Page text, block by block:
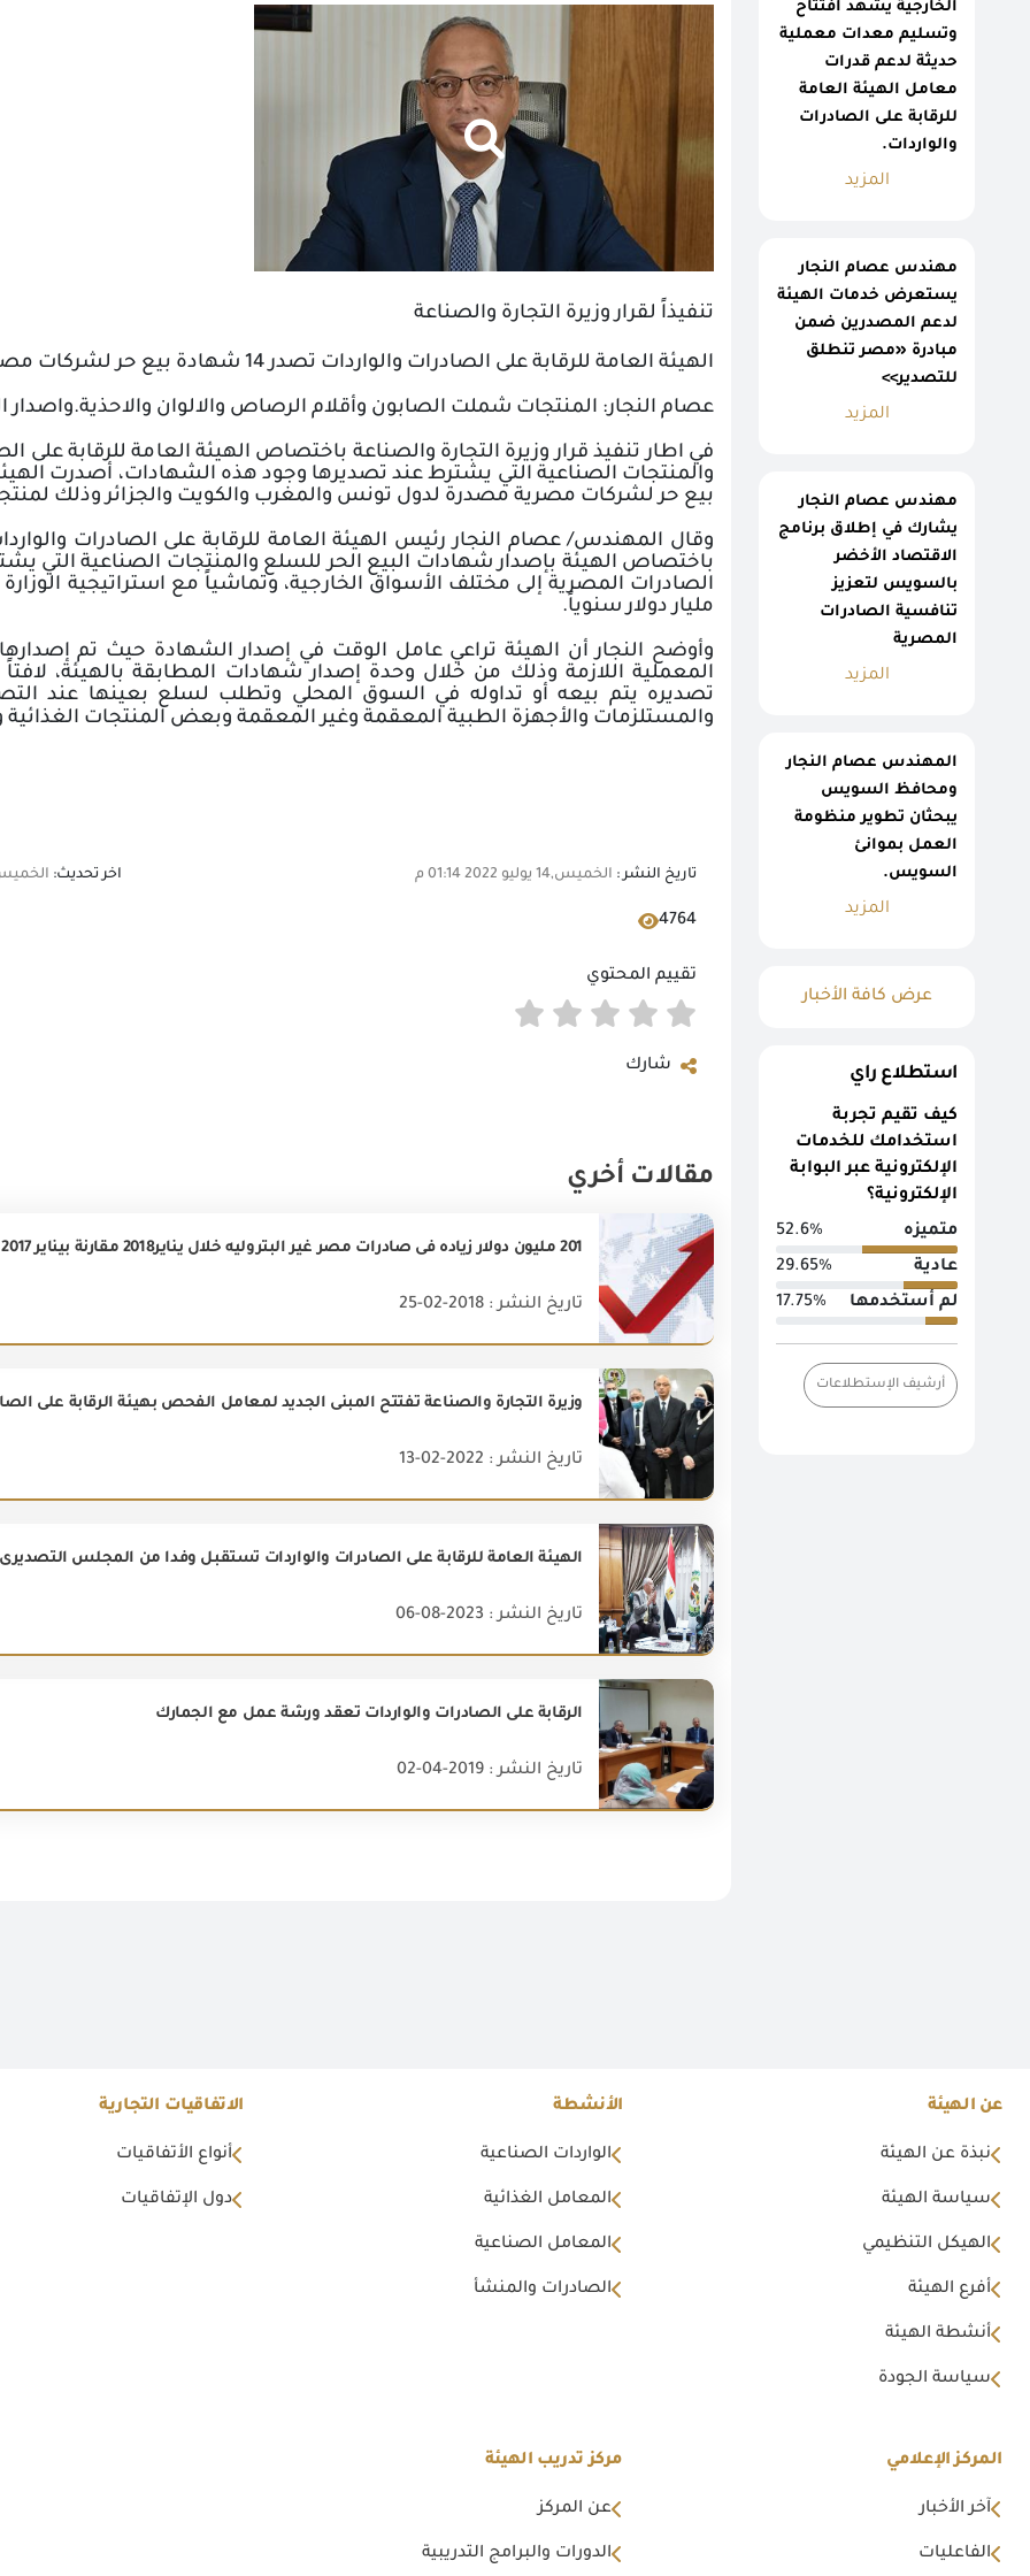
الخارجية يشهد افتتاح
وتسليم معدات معملية
حديثة لدعم قدرات
معامل الهيئة العامة
للرقابة على الصادرات
والواردات.
المزيد
مهندس عصام النجار
يستعرض خدمات الهيئة
لدعم المصدرين ضمن
مبادرة «مصر تنطلق
للتصدير>>
المزيد
مهندس عصام النجار
يشارك في إطلاق برنامج
الاقتصاد الأخضر
بالسويس لتعزيز
تنافسية الصادرات
المصرية
المزيد
المهندس عصام النجار
ومحافظ السويس
يبحثان تطوير منظومة
العمل بموانئ
السويس.
المزيد
عرض كافة الأخبار
استطلاع راي
كيف تقيم تجربة
استخدامك للخدمات
الإلكترونية عبر البوابة
الإلكترونية؟
متميزه
52.6%
عادية
29.65%
لم أستخدمها
17.75%
أرشيف الإستطلاعات
تنفيذاً لقرار وزيرة التجارة والصناعة
الهيئة العامة للرقابة على الصادرات والواردات تصدر 14 شهادة بيع حر لشركات مصرية مصدرة لتونس والمغرب والكويت والجزائر.
عصام النجار: المنتجات شملت الصابون وأقلام الرصاص والالوان والاحذية.واصدار الشهادة
في اطار تنفيذ قرار وزيرة التجارة والصناعة باختصاص الهيئة العامة للرقابة على
بيع حر لشركات مصرية مصدرة لدول تونس والمغرب والكويت والجزائر وذلك
وقال المهندس/ عصام النجار رئيس الهيئة العامة للرقابة على الصادرات
باختصاص الهيئة بإصدار شهادات البيع الحر للسلع والمنتجات الصناعية التي
مليار دولار سنوياً.
وأوضح النجار أن الهيئة تراعي عامل الوقت في إصدار الشهادة حيث تم
المعملية اللازمة وذلك من خلال وحدة إصدار شهادات المطابقة بالهيئة،
تصديره يتم بيعه أو تداوله في السوق المحلي وتطلب لسلع بعينها عند
والمستلزمات والأجهزة الطبية المعقمة وغير المعقمة وبعض المنتجات الغذائية
تاريخ النشر : الخميس,14 يوليو 2022 01:14 م اخر تحديث: الخميس,14 يوليو 2022
4764
تقييم المحتوي
شارك
مقالات أخري
201 مليون دولار زياده فى صادرات مصر غير البتروليه خلال يناير2018 مقارنة بيناير 2017
تاريخ النشر : 2018-02-25
وزيرة التجارة والصناعة تفتتح المبنى الجديد لمعامل الفحص بهيئة الرقابة على
تاريخ النشر : 2022-02-13
الهيئة العامة للرقابة على الصادرات والواردات تستقبل وفداً من المجلس
تاريخ النشر : 2023-08-06
الرقابة على الصادرات والواردات تعقد ورشة عمل مع الجمارك
تاريخ النشر : 2019-04-02
عن الهيئة
نبذة عن الهيئة
سياسة الهيئة
الهيكل التنظيمي
أفرع الهيئة
أنشطة الهيئة
سياسة الجودة
الأنشطة
الواردات الصناعية
المعامل الغذائية
المعامل الصناعية
الصادرات والمنشأ
الاتفاقيات التجارية
أنواع الأتفاقيات
دول الإتفاقيات
المركز الإعلامي
آخر الأخبار
الفاعليات
مركز تدريب الهيئة
عن المركز
الدورات والبرامج التدريبية